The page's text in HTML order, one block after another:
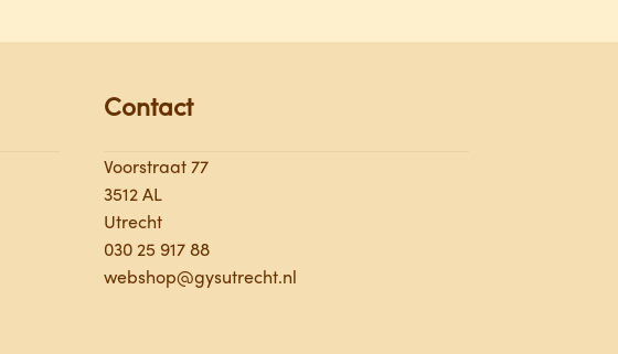
Contact
Voorstraat 77
3512 AL
Utrecht
030 25 917 88
webshop@gysutrecht.nl